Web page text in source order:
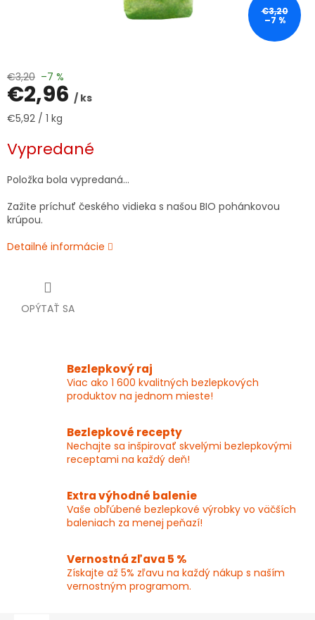
€3,20
–7 %
€3,20 –7 %
€2,96 / ks
Jednotková
€5,92 / 1 kg
Vypredané
Položka bola vypredaná…
Zažite príchuť českého vidieka s našou BIO pohánkovou
krúpou.
Detailné informácie
OPÝTAŤ SA
Bezlepkový raj
Viac ako 1 600 kvalitných bezlepkových
produktov na jednom mieste!
Bezlepkové recepty
Nechajte sa inšpirovať skvelými bezlepkovými
receptami na každý deň!
Extra výhodné balenie
Vaše obľúbené bezlepkové výrobky vo väčších
baleniach za menej peňazí!
Vernostná zľava 5 %
Získajte až 5% zľavu na každý nákup s naším
vernostným programom.